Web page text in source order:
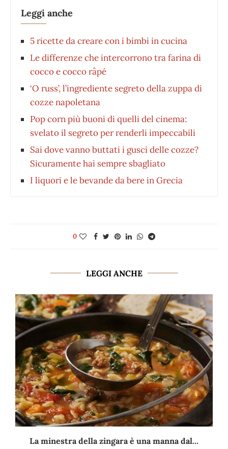
Leggi anche
5 ricette da creare con i bimbi in cucina
Le differenze che intercorrono tra farina di
cocco e cocco râpé
‘O russ’, l’ingrediente segreto della zuppa di
cozze napoletana
Pop corn più buoni di quelli del cinema:
svelato il segreto per renderli impeccabili
Sai dove vanno buttati i gusci delle cozze?
Sicuramente hai sempre sbagliato
I liquori e le bevande da bere in Grecia
0
LEGGI ANCHE
La minestra della zingara è una manna dal...